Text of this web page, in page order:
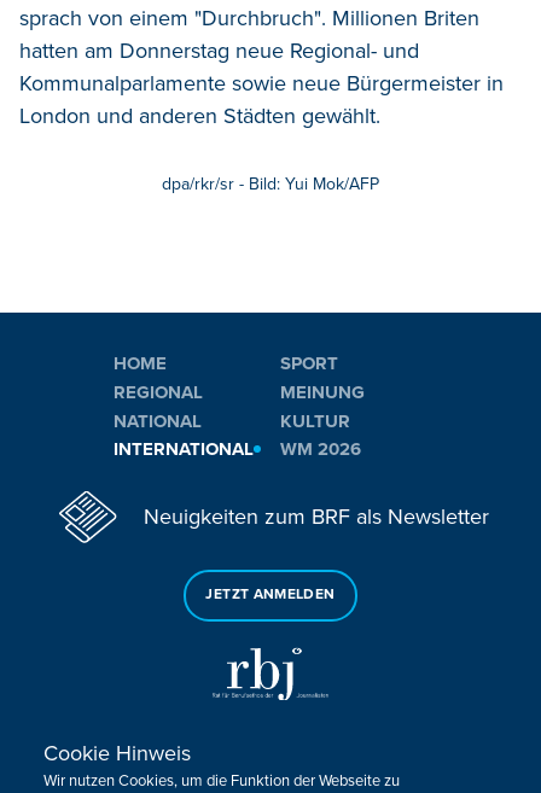
sprach von einem "Durchbruch". Millionen Briten
hatten am Donnerstag neue Regional- und
Kommunalparlamente sowie neue Bürgermeister in
London und anderen Städten gewählt.
dpa/rkr/sr - Bild: Yui Mok/AFP
HOME
REGIONAL
NATIONAL
INTERNATIONAL
SPORT
MEINUNG
KULTUR
WM 2026
Neuigkeiten zum BRF als Newsletter
JETZT ANMELDEN
Sie haben noch Fragen oder Anmerkungen?
Cookie Hinweis
Wir nutzen Cookies, um die Funktion der Webseite zu